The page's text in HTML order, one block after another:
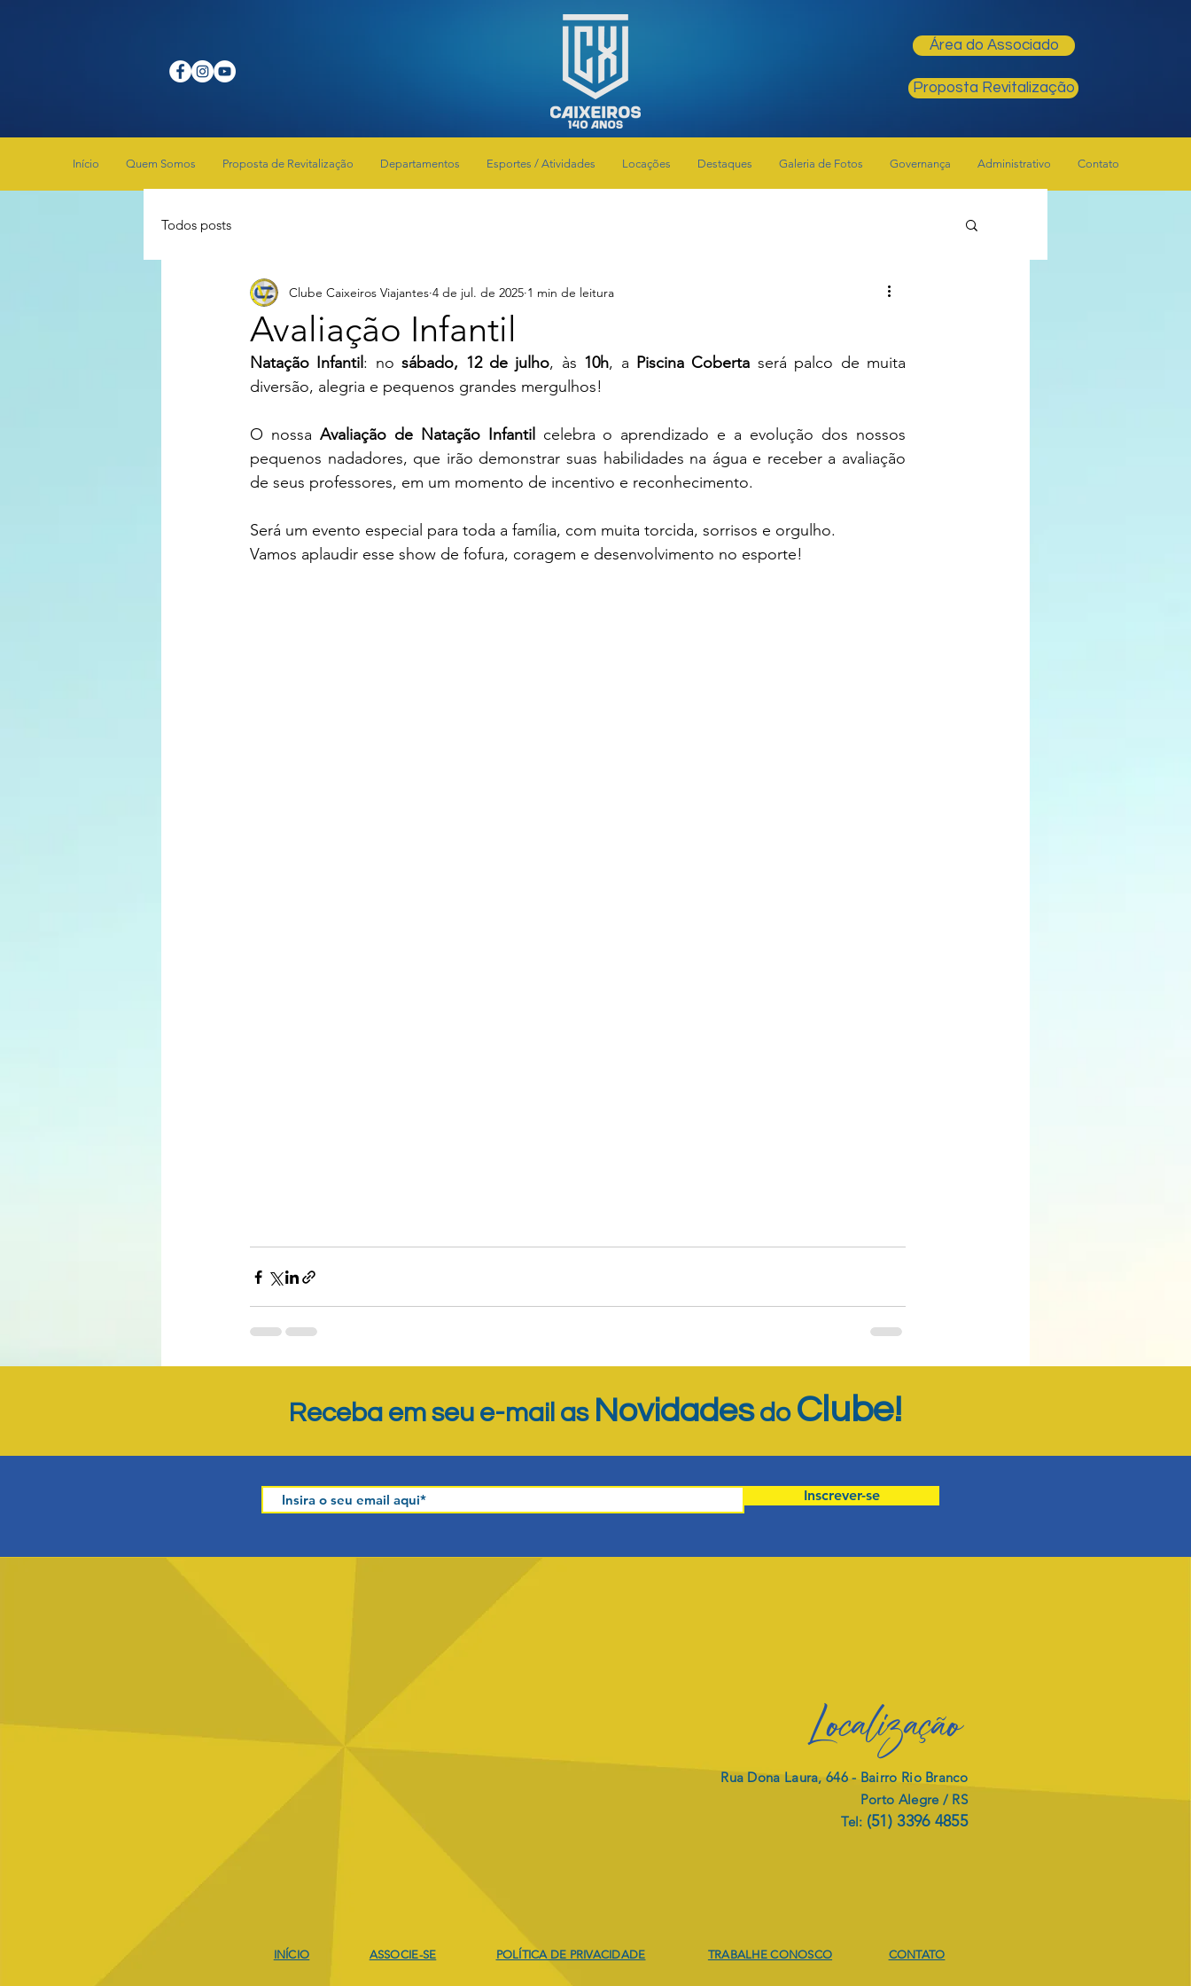
Área do Associado
Proposta Revitalização
Início Quem Somos Proposta de Revitalização Departamentos Esportes / Atividades Locações Destaques Galeria de Fotos Governança Administrativo Contato
Todos posts
Avaliação Infantil
Clube Caixeiros Viajantes 4 de jul. de 2025 1 min de leitura
Natação Infantil : no sábado, 12 de julho, às 10h, a Piscina Coberta será palco de muita
diversão, alegria e pequenos grandes mergulhos!
O nossa Avaliação de Natação Infantil
celebra o aprendizado e a evolução dos nossos
pequenos nadadores, que irão demonstrar suas habilidades na água e receber a avaliação
de seus professores, em um momento de incentivo e reconhecimento.
Será um evento especial para toda a família, com muita torcida, sorrisos e orgulho.
Vamos aplaudir esse show de fofura, coragem e desenvolvimento no esporte!
Receba em seu e-mail as Novidadesdo Clube!
Inscrever-se
INÍCIO ASSOCIE-SE POLÍTICA DE PRIVACIDADE
Localização
Rua Dona Laura, 646 - Bairro Rio Branco
Porto Alegre / RS
Tel: (51) 3396 4855
TRABALHE CONOSCO CONTATO